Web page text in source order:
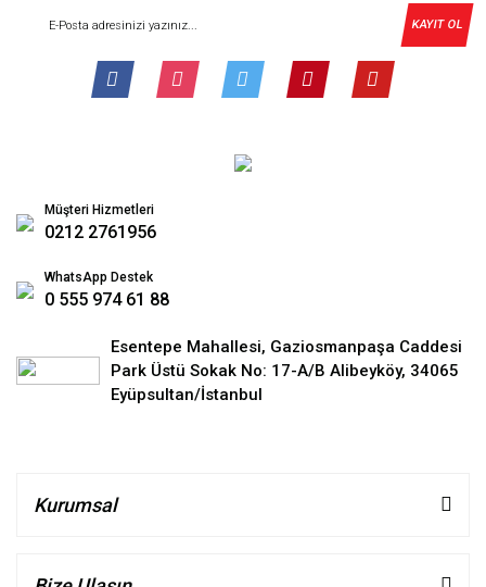
KAYIT OL
Müşteri Hizmetleri
0212 2761956
WhatsApp Destek
0 555 974 61 88
Esentepe Mahallesi, Gaziosmanpaşa Caddesi
Park Üstü Sokak No: 17-A/B Alibeyköy, 34065
Eyüpsultan/İstanbul
Kurumsal